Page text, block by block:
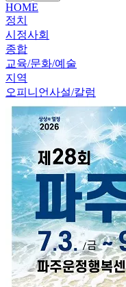
HOME
정치
시정사회
종합
교육/문화/예술
지역
오피니언사설/칼럼